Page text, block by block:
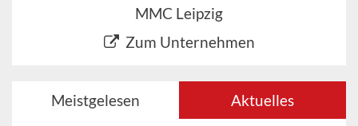
MMC Leipzig
Zum Unternehmen
Meistgelesen Aktuelles